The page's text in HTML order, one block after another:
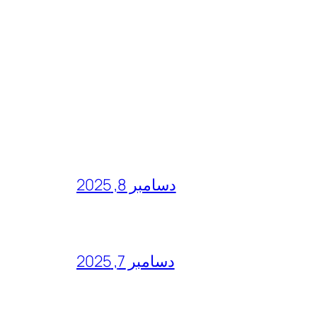
دسامبر 8, 2025
دسامبر 7, 2025